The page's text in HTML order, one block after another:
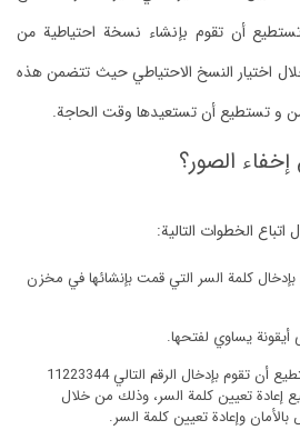
أن تقوم بإنشاء نسخة احتياطية من
اختيار النسخ الاحتياطي حيث تتضمن هذه
و تستطيع أن تستعيدها وقت الحاجة.
الصور؟
الخطوات التالية:
كلمة السر التي قمت بإنشائها في مخزن
يساوي لفتحها.
وإذا نسيت كلمة السر تستطيع أن تقوم بإدخال الرقم التالي 11223344
تعيين كلمة السر، وذلك من خلال
وإعادة تعيين كلمة السر.